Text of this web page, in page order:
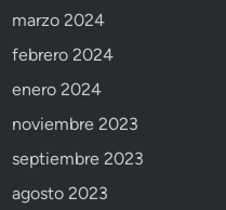
marzo 2024
febrero 2024
enero 2024
noviembre 2023
septiembre 2023
agosto 2023